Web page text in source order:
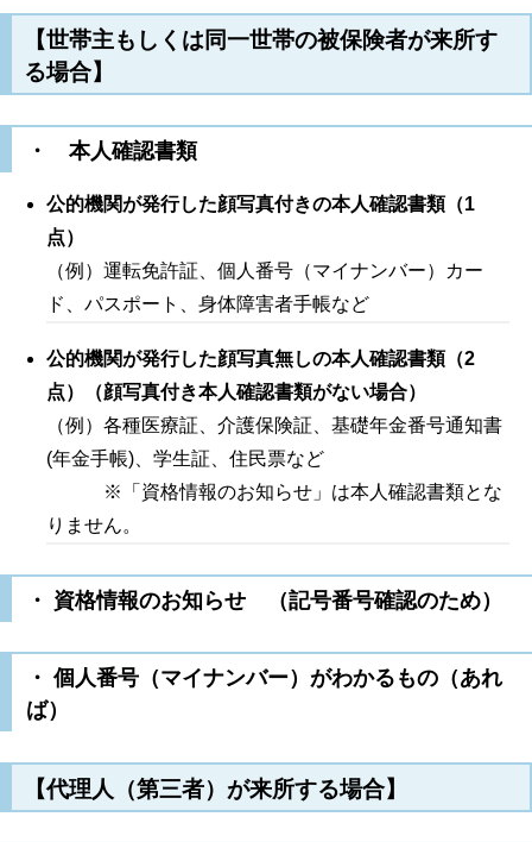
【世帯主もしくは同一世帯の被保険者が来所す
る場合】
・ 本人確認書類
公的機関が発行した顔写真付きの本人確認書類（1
点）
（例）運転免許証、個人番号（マイナンバー）カー
ド、パスポート、身体障害者手帳など
公的機関が発行した顔写真無しの本人確認書類（2
点）（顔写真付き本人確認書類がない場合）
（例）各種医療証、介護保険証、基礎年金番号通知書
(年金手帳)、学生証、住民票など
※「資格情報のお知らせ」は本人確認書類とな
りません。
・ 資格情報のお知らせ （記号番号確認のため）
・ 個人番号（マイナンバー）がわかるもの（あれ
ば）
【代理人（第三者）が来所する場合】